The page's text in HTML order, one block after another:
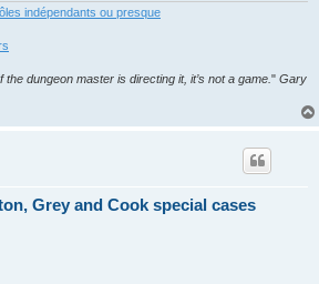
indépendants ou presque
the dungeon master is directing it, it’s not a game. " Gary
Grey and Cook special cases